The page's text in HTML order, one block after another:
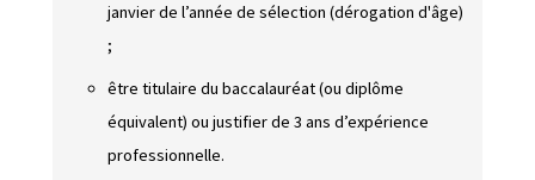
janvier de l’année de sélection (dérogation d'âge)
;
être titulaire du baccalauréat (ou diplôme
équivalent) ou justifier de 3 ans d’expérience
professionnelle.